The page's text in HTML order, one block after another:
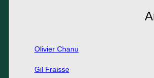
Olivier Chanu
Gil Fraisse